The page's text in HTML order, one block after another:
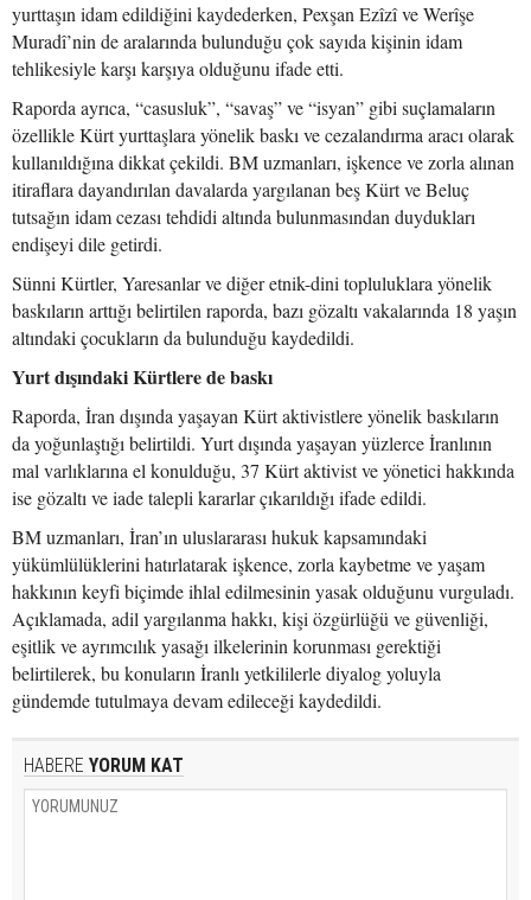
yurttaşın idam edildiğini kaydederken, Pexşan Ezîzî ve Werîşe
Muradî’nin de aralarında bulunduğu çok sayıda kişinin idam
tehlikesiyle karşı karşıya olduğunu ifade etti.
Raporda ayrıca, “casusluk”, “savaş” ve “isyan” gibi suçlamaların
özellikle Kürt yurttaşlara yönelik baskı ve cezalandırma aracı olarak
kullanıldığına dikkat çekildi. BM uzmanları, işkence ve zorla alınan
itiraflara dayandırılan davalarda yargılanan beş Kürt ve Beluç
tutsağın idam cezası tehdidi altında bulunmasından duydukları
endişeyi dile getirdi.
Sünni Kürtler, Yaresanlar ve diğer etnik-dini topluluklara yönelik
baskıların arttığı belirtilen raporda, bazı gözaltı vakalarında 18 yaşın
altındaki çocukların da bulunduğu kaydedildi.
Yurt dışındaki Kürtlere de baskı
Raporda, İran dışında yaşayan Kürt aktivistlere yönelik baskıların
da yoğunlaştığı belirtildi. Yurt dışında yaşayan yüzlerce İranlının
mal varlıklarına el konulduğu, 37 Kürt aktivist ve yönetici hakkında
ise gözaltı ve iade talepli kararlar çıkarıldığı ifade edildi.
BM uzmanları, İran’ın uluslararası hukuk kapsamındaki
yükümlülüklerini hatırlatarak işkence, zorla kaybetme ve yaşam
hakkının keyfi biçimde ihlal edilmesinin yasak olduğunu vurguladı.
Açıklamada, adil yargılanma hakkı, kişi özgürlüğü ve güvenliği,
eşitlik ve ayrımcılık yasağı ilkelerinin korunması gerektiği
belirtilerek, bu konuların İranlı yetkililerle diyalog yoluyla
gündemde tutulmaya devam edileceği kaydedildi.
HABERE YORUM KAT